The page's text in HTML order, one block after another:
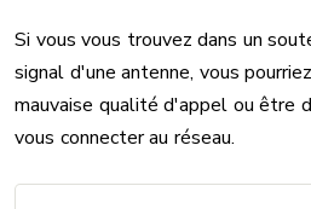
Si vous vous trouvez dans un
signal d'une antenne, vous
mauvaise qualité d'appel ou être
vous connecter au réseau.